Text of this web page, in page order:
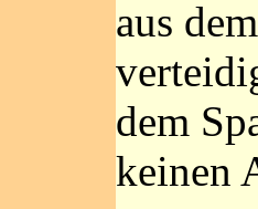
aus
dem
keinen